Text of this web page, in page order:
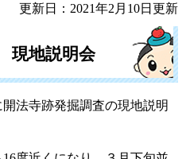
更新日：2021年2月10日更新
現地説明会
法寺跡発掘調査の現地説明